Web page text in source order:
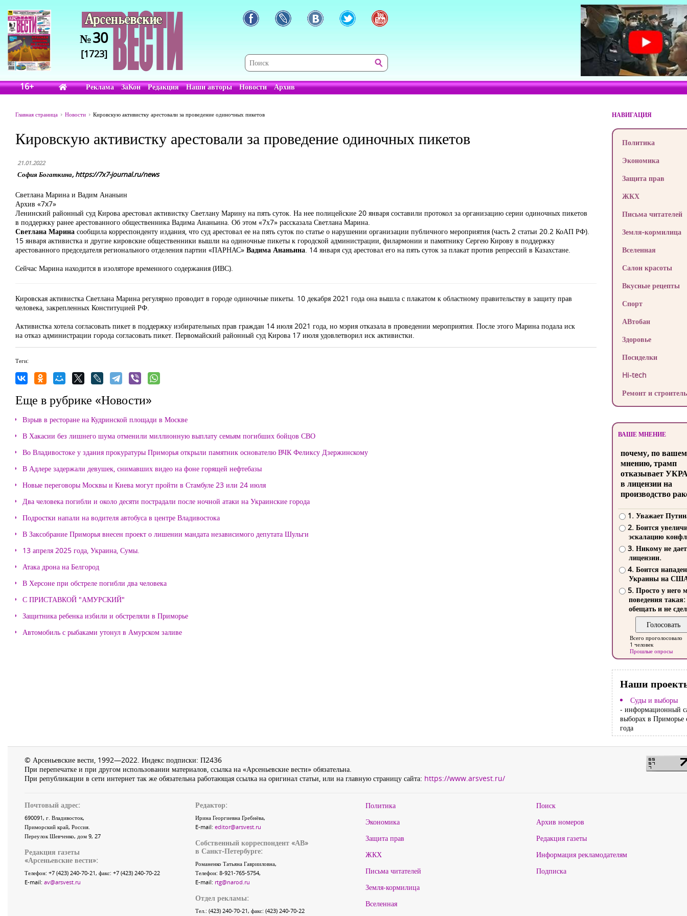
№30
[1723]
16+ Реклама ЗаКон Редакция Наши авторы Новости Архив
Главная страница Новости Кировскую активистку арестовали за проведение одиночных пикетов
Кировскую активистку арестовали за проведение одиночных пикетов
21.01.2022
София Богаткина, https://7x7-journal.ru/news
Светлана Марина и Вадим Ананьин
Архив «7x7»
Ленинский районный суд Кирова арестовал активистку Светлану Марину на пять суток. На нее полицейские 20 января составили протокол за организацию серии одиночных пикетов
в поддержку ранее арестованного общественника Вадима Ананьина. Об этом «7х7» рассказала Светлана Марина.
Светлана Марина сообщила корреспонденту издания, что суд арестовал ее на пять суток по статье о нарушении организации публичного мероприятия (часть 2 статьи 20.2 КоАП РФ).
15 января активистка и другие кировские общественники вышли на одиночные пикеты к городской администрации, филармонии и памятнику Сергею Кирову в поддержку
арестованного председателя регионального отделения партии «ПАРНАС» Вадима Ананьина. 14 января суд арестовал его на пять суток за плакат против репрессий в Казахстане.
Сейчас Марина находится в изоляторе временного содержания (ИВС).
Кировская активистка Светлана Марина регулярно проводит в городе одиночные пикеты. 10 декабря 2021 года она вышла с плакатом к областному правительству в защиту прав
человека, закрепленных Конституцией РФ.
Активистка хотела согласовать пикет в поддержку избирательных прав граждан 14 июля 2021 года, но мэрия отказала в проведении мероприятия. После этого Марина подала иск
на отказ администрации города согласовать пикет. Первомайский районный суд Кирова 17 июля удовлетворил иск активистки.
Теги:
Еще в рубрике «Новости»
Взрыв в ресторане на Кудринской площади в Москве
В Хакасии без лишнего шума отменили миллионную выплату семьям погибших бойцов СВО
Во Владивостоке у здания прокуратуры Приморья открыли памятник основателю ВЧК Феликсу Дзержинскому
В Адлере задержали девушек, снимавших видео на фоне горящей нефтебазы
Новые переговоры Москвы и Киева могут пройти в Стамбуле 23 или 24 июля
Два человека погибли и около десяти пострадали после ночной атаки на Украинские города
Подростки напали на водителя автобуса в центре Владивостока
В Заксобрание Приморья внесен проект о лишении мандата независимого депутата Шульги
13 апреля 2025 года, Украина, Сумы.
Атака дрона на Белгород
В Херсоне при обстреле погибли два человека
С ПРИСТАВКОЙ "АМУРСКИЙ"
Защитника ребенка избили и обстреляли в Приморье
Автомобиль с рыбаками утонул в Амурском заливе
НАВИГАЦИЯ
Политика
Экономика
Защита прав
ЖКХ
Письма читателей
Земля-кормилица
Вселенная
Салон красоты
Вкусные рецепты
Спорт
АВтобан
Здоровье
Посиделки
Hi-tech
Ремонт и
ВАШЕ МНЕНИЕ
почему, по
мнению, трамп
отказывает
в лицензии на
производство
1. Уважает
2. Боится
эскалацию
3. Никому не
лицензии.
4. Боится
Украины на
5. Просто у него
поведения такая:
обещать и не
Всего проголосовало
1 человек
Прошлые опросы
Наши
Суды и выборы
- информационный
выборах в Приморье
года
© Арсеньевские вести, 1992—2022. Индекс подписки: П2436
При перепечатке и при другом использовании материалов, ссылка на «Арсеньевские вести» обязательна.
При републикации в сети интернет так же обязательна работающая ссылка на оригинал статьи, или на главную страницу сайта: https://www.arsvest.ru/
Почтовый адрес:
690091, г. Владивосток,
Приморский край, Россия.
Переулок Шевченко, дом 9, 27
Редакция газеты
«Арсеньевские вести»:
Телефон: +7 (423) 240-70-21, факс: +7 (423) 240-70-22
E-mail: av@arsvest.ru
Редактор:
Ирина Георгиевна Гребнёва,
E-mail: editor@arsvest.ru
Собственный корреспондент «АВ»
в Санкт-Петербурге:
Романенко Татьяна Гаврииловна,
Телефон: 8-921-765-5754,
E-mail: rtg@narod.ru
Отдел рекламы:
Тел.: (423) 240-70-21, факс: (423) 240-70-22
Политика
Экономика
Защита прав
ЖКХ
Письма читателей
Земля-кормилица
Вселенная
Поиск
Архив номеров
Редакция газеты
Информация рекламодателям
Подписка